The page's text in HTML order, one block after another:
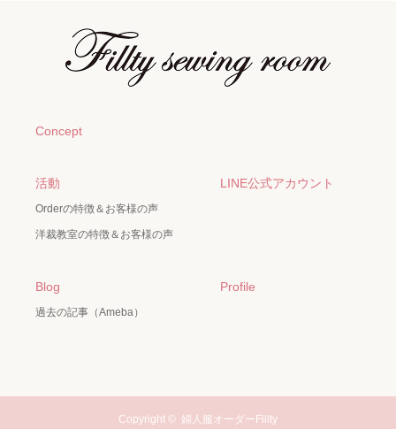
Concept
活動
Orderの特徴＆お客様の声
洋裁教室の特徴＆お客様の声
LINE公式アカウント
Blog
過去の記事（Ameba）
Profile
Copyright © 婦人服オーダーFillty